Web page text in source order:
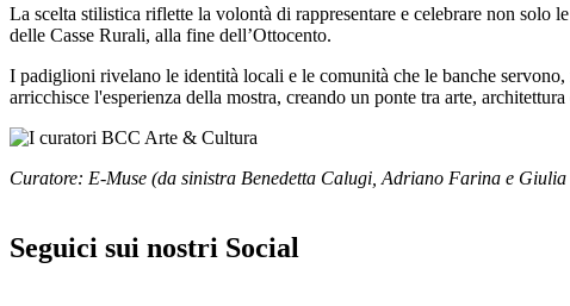
La scelta stilistica riflette la volontà di rappresentare e celebrare non solo
delle Casse Rurali, alla fine dell’Ottocento.
I padiglioni rivelano le identità locali e le comunità che le banche
arricchisce l'esperienza della mostra, creando un ponte tra arte,
Curatore: E-Muse (da sinistra Benedetta Calugi, Adriano Farina e
Seguici sui nostri Social